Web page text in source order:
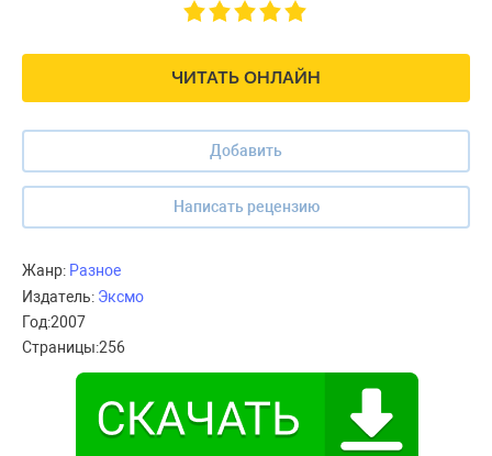
ЧИТАТЬ ОНЛАЙН
Добавить
Написать рецензию
Жанр: Разное
Издатель: Эксмо
Год:2007
Страницы:256